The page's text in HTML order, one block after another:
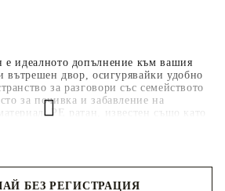
е идеалното допълнение към вашия
вътрешен двор, осигурявайки удобно
за разговори със семейството
за почивка и забавление на
PE ратан, известен също като
на естествен ратан. Той е лек,
често се използва за външни мебели
разполага с място за съхранение под
БЕЗ РЕГИСТРАЦИЯ